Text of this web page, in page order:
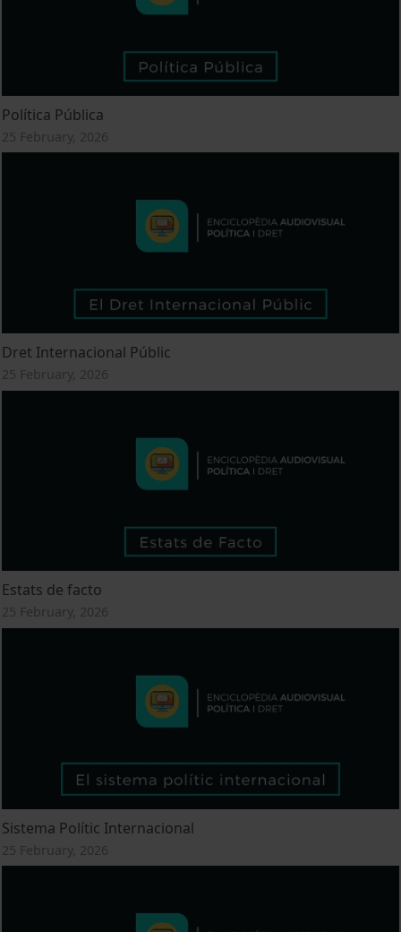
Política Pública
25 February, 2026
Dret Internacional Públic
25 February, 2026
Estats de facto
25 February, 2026
Sistema Polític Internacional
25 February, 2026